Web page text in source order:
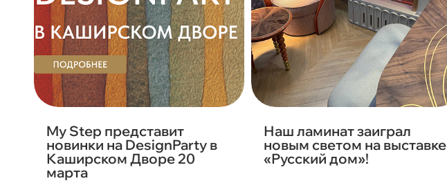
My Step представит
новинки на DesignParty в
Каширском Дворе 20
марта
Наш ламинат заиграл
новым светом на выставке
«Русский дом»!